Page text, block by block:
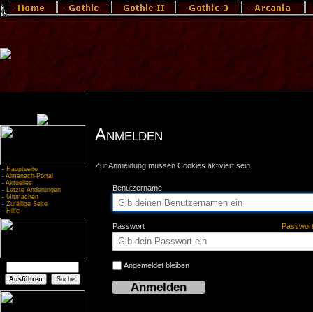
- Hauptseite
- Almanach-Portal
- Aktuelles
- Letzte Änderungen
- Mitmachen
- Zufällige Seite
- Hilfe
Anmelden
Zur Anmeldung müssen Cookies aktiviert sein.
Benutzername
Passwort
Angemeldet bleiben